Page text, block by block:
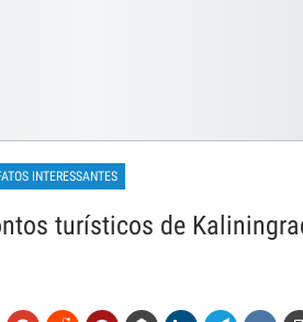
INTERESSANTES
turísticos de